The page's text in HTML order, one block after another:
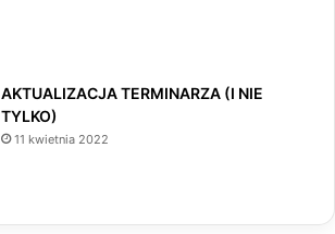
AKTUALIZACJA TERMINARZA (I NIE
TYLKO)
11 kwietnia 2022